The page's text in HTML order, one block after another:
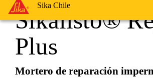
Sika Chile
Sikalisto®
Plus
Mortero de reparación